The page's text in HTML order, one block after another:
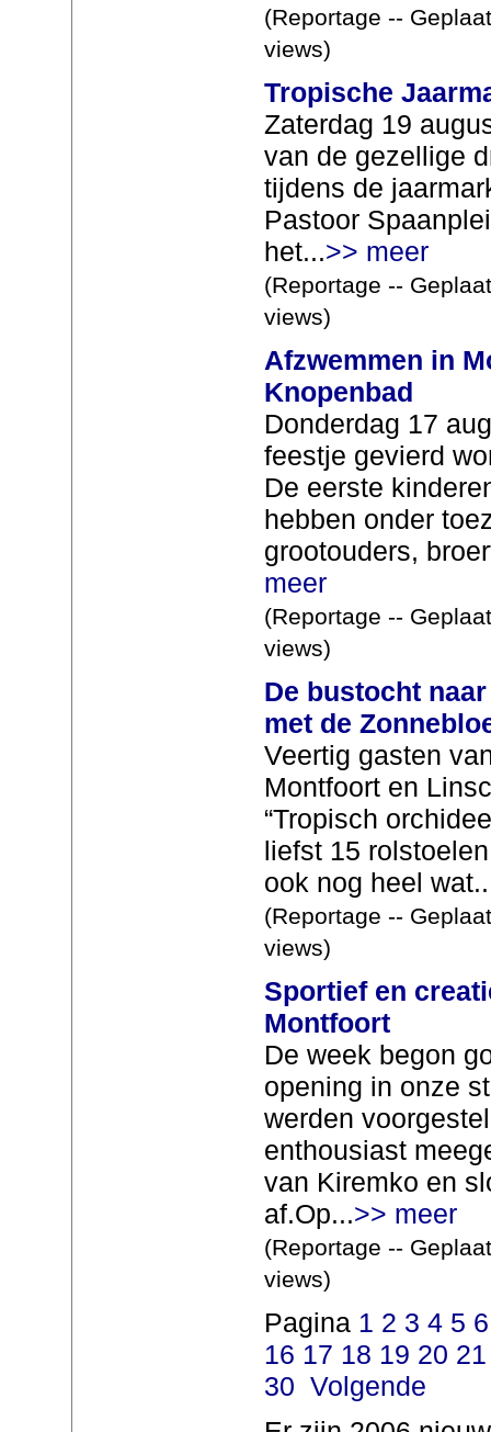
(Reportage --
views)
Tropische
Zaterdag 19
van de gezellige
tijdens de
Pastoor
het...>> meer
(Reportage --
views)
Afzwemmen in
Knopenbad
Donderdag 17
feestje gevierd
De eerste
hebben onder
grootouders,
meer
(Reportage --
views)
De bustocht
met de
Veertig gasten
Montfoort en
“Tropisch
liefst 15
ook nog heel
(Reportage --
views)
Sportief en
Montfoort
De week begon
opening in onze
werden
enthousiast
van Kiremko en
af.Op...>> meer
(Reportage --
views)
Pagina 1 2 3 4 5 6
16 17 18 19 20 21
30 Volgende